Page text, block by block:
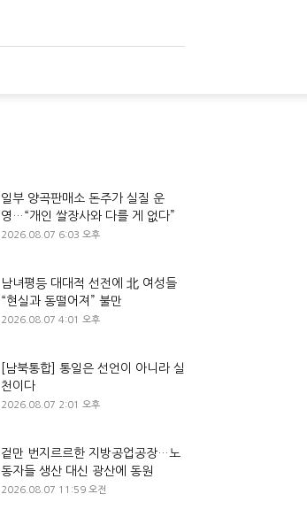
일부 양곡판매소 돈주가 실질 운
영…“개인 쌀장사와 다를 게 없다”
2026.08.07 6:03 오후
남녀평등 대대적 선전에 北 여성들
“현실과 동떨어져” 불만
2026.08.07 4:01 오후
[남북통합] 통일은 선언이 아니라 실
천이다
2026.08.07 2:01 오후
겉만 번지르르한 지방공업공장…노
동자들 생산 대신 광산에 동원
2026.08.07 11:59 오전